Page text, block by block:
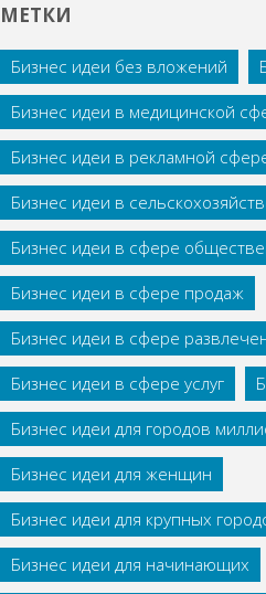
МЕТКИ
Бизнес идеи без вложений
Бизнес идеи в медицинской
Бизнес идеи в рекламной
Бизнес идеи в
Бизнес идеи в сфере
Бизнес идеи в сфере продаж
Бизнес идеи в сфере
Бизнес идеи в сфере услуг
Бизнес идеи для городов
Бизнес идеи для женщин
Бизнес идеи для крупных
Бизнес идеи для начинающих